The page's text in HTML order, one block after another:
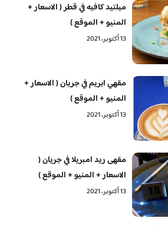
ميلتيد كافيه في قطر ( الاسعار +
المنيو + الموقع )
13 أكتوبر، 2021
مقهي ابريم في جريان ( الاسعار +
المنيو + الموقع )
13 أكتوبر، 2021
مقهى ريد امبريلا في جريان (
الاسعار + المنيو + الموقع )
13 أكتوبر، 2021